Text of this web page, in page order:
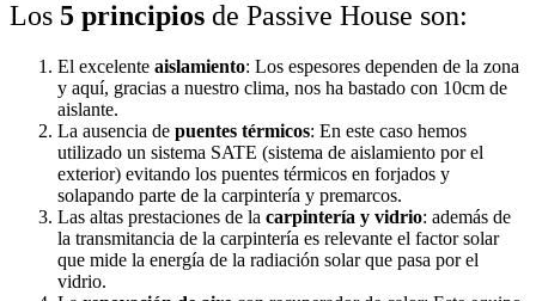
Los 5 principios de Passive House son:
El excelente aislamiento: Los espesores dependen de la zona
y aquí, gracias a nuestro clima, nos ha bastado con 10cm de
aislante.
La ausencia de puentes térmicos: En este caso hemos
utilizado un sistema SATE (sistema de aislamiento por el
exterior) evitando los puentes térmicos en forjados y
solapando parte de la carpintería y premarcos.
Las altas prestaciones de la carpintería y vidrio: además de
la transmitancia de la carpintería es relevante el factor solar
que mide la energía de la radiación solar que pasa por el
vidrio.